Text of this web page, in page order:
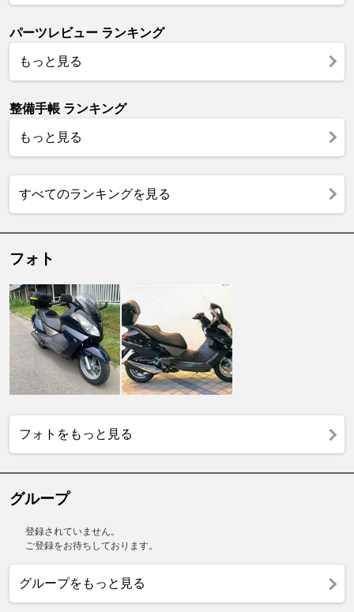
パーツレビュー ランキング
もっと見る
整備手帳 ランキング
もっと見る
すべてのランキングを見る
フォト
フォトをもっと見る
グループ
登録されていません。
ご登録をお待ちしております。
グループをもっと見る